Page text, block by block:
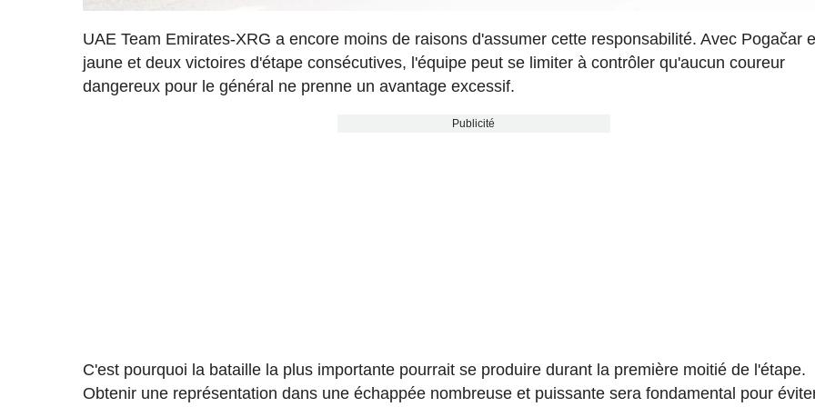
UAE Team Emirates-XRG a encore moins de raisons d'assumer cette responsabilité. Avec Pogačar
jaune et deux victoires d'étape consécutives, l'équipe peut se limiter à contrôler qu'aucun coureur
dangereux pour le général ne prenne un avantage excessif.
Publicité
C'est pourquoi la bataille la plus importante pourrait se produire durant la première moitié de l'étape.
Obtenir une représentation dans une échappée nombreuse et puissante sera fondamental pour